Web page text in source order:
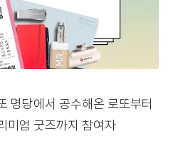
명당에서 공수해온 로또부터
미엄 굿즈까지 참여자